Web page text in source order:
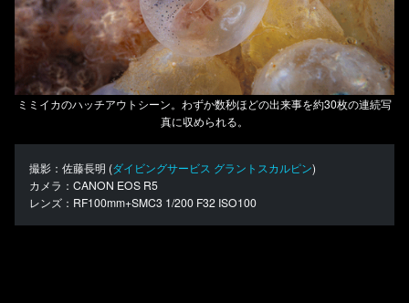
ミミイカのハッチアウトシーン。わずか数秒ほどの出来事を約30枚の連続写
真に収められる。
撮影：佐藤長明 (ダイビングサービス グラントスカルピン)
カメラ：CANON EOS R5
レンズ：RF100mm+SMC3 1/200 F32 ISO100